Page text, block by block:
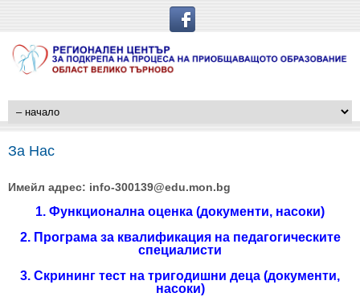
За Нас
Имейл адрес: info-300139@edu.mon.bg
1. Функционална оценка (документи, насоки)
2. Програма за квалификация на педагогическите
специалисти
3. Скрининг тест на тригодишни деца (документи,
насоки)